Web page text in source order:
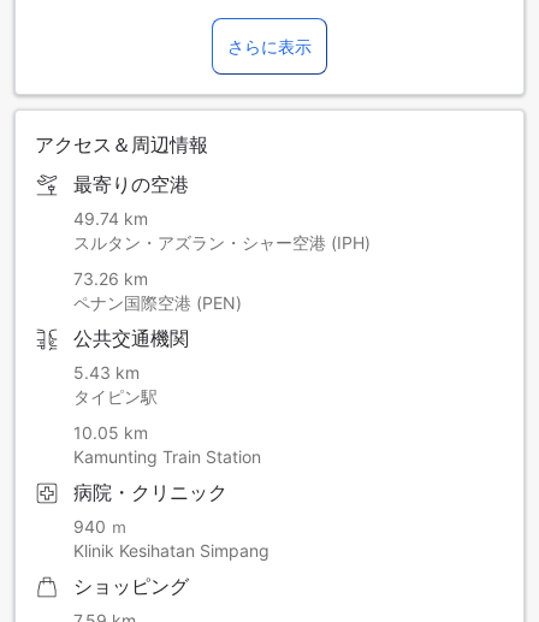
さらに表示
アクセス＆周辺情報
最寄りの空港
49.74 km
スルタン・アズラン・シャー空港 (IPH)
73.26 km
ペナン国際空港 (PEN)
公共交通機関
5.43 km
タイピン駅
10.05 km
Kamunting Train Station
病院・クリニック
940 ｍ
Klinik Kesihatan Simpang
ショッピング